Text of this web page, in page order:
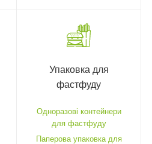
Упаковка для
фастфуду
Одноразові контейнери
для фастфуду
Паперова упаковка для